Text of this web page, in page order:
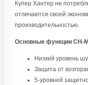
Купер Хантер не
отличаются своей
производительностью.
Основные функции CH-
Низкий уровень
Защита от
5-уровней